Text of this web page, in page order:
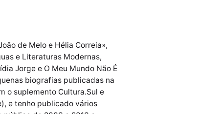
de Melo e Hélia Correia»,
e Literaturas Modernas,
Jorge e O Meu Mundo Não É
biografias publicadas na
o suplemento Cultura.Sul e
e tenho publicado vários